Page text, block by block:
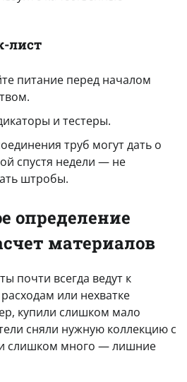
лист
питание перед началом
и тестеры.
труб могут дать о
спустя недели — не
штробы.
определение
материалов
почти всегда ведут к
или нехватке
купили слишком мало
сняли нужную коллекцию с
слишком много — лишние